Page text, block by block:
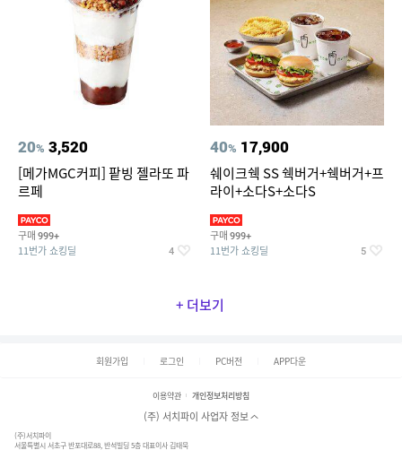
20% 3,520
[메가MGC커피] 팥빙 젤라또 파
르페
구매 999+
11번가 쇼킹딜 4
40% 17,900
쉐이크쉑 SS 쉑버거+쉑버거+프
라이+소다S+소다S
구매 999+
11번가 쇼킹딜 5
+ 더보기
회원가입 로그인 PC버전 APP다운
이용약관 개인정보처리방침
(주) 서치파이 사업자 정보
(주)서치파이
서울특별시 서초구 반포대로88, 반석빌딩 5층 대표이사 김태묵